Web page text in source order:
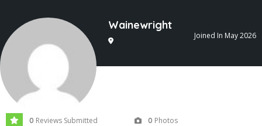
Wainewright
Joined In May 2026
0 Reviews Submitted 0 Photos